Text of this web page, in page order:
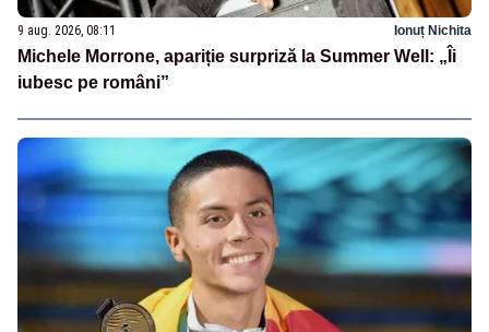
9 aug. 2026, 08:11 Ionuț Nichita
Michele Morrone, apariție surpriză la Summer Well: „Îi
iubesc pe români”